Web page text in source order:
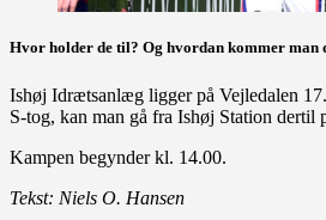
Hvor holder de til? Og hvordan kommer man
Ishøj Idrætsanlæg ligger på Vejledalen
S-tog, kan man gå fra Ishøj Station dertil
Kampen begynder kl. 14.00.
Tekst: Niels O. Hansen